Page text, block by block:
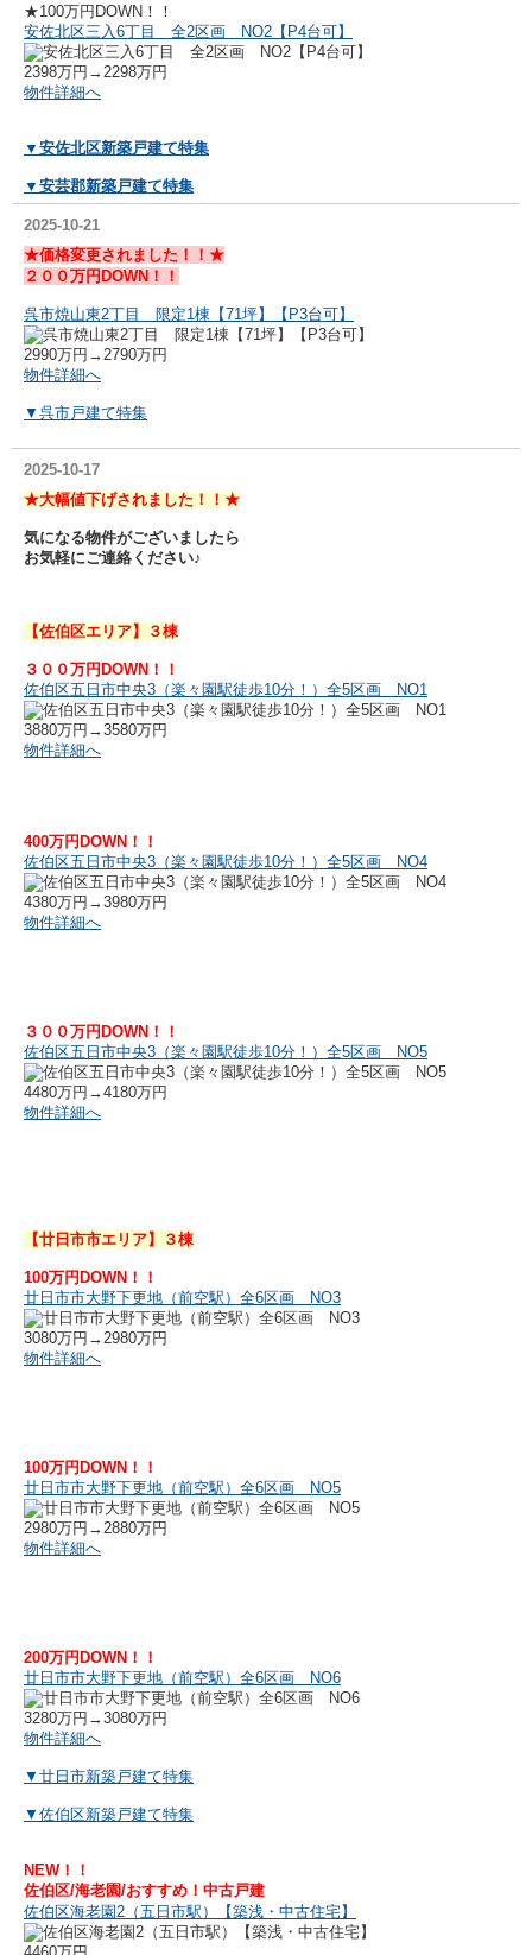
★100万円DOWN！！
安佐北区三入6丁目 全2区画 NO2【P4台可】
2398万円→2298万円
物件詳細へ
▼安佐北区新築戸建て特集
▼安芸郡新築戸建て特集
2025-10-21
★価格変更されました！！★
２００万円DOWN！！
呉市焼山東2丁目 限定1棟【71坪】【P3台可】
2990万円→2790万円
物件詳細へ
▼呉市戸建て特集
2025-10-17
★大幅値下げされました！！★
気になる物件がございましたら
お気軽にご連絡ください♪
【佐伯区エリア】３棟
３００万円DOWN！！
佐伯区五日市中央3（楽々園駅徒歩10分！）全5区画 NO1
3880万円→3580万円
物件詳細へ
400万円DOWN！！
佐伯区五日市中央3（楽々園駅徒歩10分！）全5区画 NO4
4380万円→3980万円
物件詳細へ
３００万円DOWN！！
佐伯区五日市中央3（楽々園駅徒歩10分！）全5区画 NO5
4480万円→4180万円
物件詳細へ
【廿日市市エリア】３棟
100万円DOWN！！
廿日市市大野下更地（前空駅）全6区画 NO3
3080万円→2980万円
物件詳細へ
100万円DOWN！！
廿日市市大野下更地（前空駅）全6区画 NO5
2980万円→2880万円
物件詳細へ
200万円DOWN！！
廿日市市大野下更地（前空駅）全6区画 NO6
3280万円→3080万円
物件詳細へ
▼廿日市新築戸建て特集
▼佐伯区新築戸建て特集
NEW！！
佐伯区/海老園/おすすめ！中古戸建
佐伯区海老園2（五日市駅）【築浅・中古住宅】